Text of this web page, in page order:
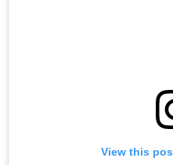
View this